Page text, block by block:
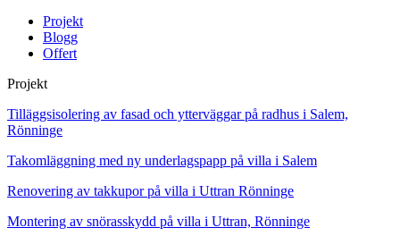
Projekt
Blogg
Offert
Projekt
Tilläggsisolering av fasad och ytterväggar på radhus i Salem,
Rönninge
Takomläggning med ny underlagspapp på villa i Salem
Renovering av takkupor på villa i Uttran Rönninge
Montering av snörasskydd på villa i Uttran, Rönninge